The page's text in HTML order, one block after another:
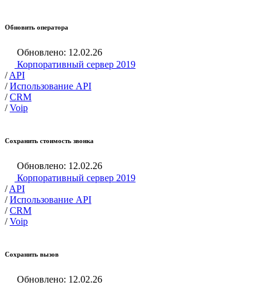
Обновить оператора
Обновлено: 12.02.26
Корпоративный сервер 2019
/ API
/ Использование API
/ CRM
/ Voip
Сохранить стоимость звонка
Обновлено: 12.02.26
Корпоративный сервер 2019
/ API
/ Использование API
/ CRM
/ Voip
Сохранить вызов
Обновлено: 12.02.26